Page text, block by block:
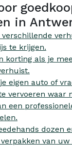
in
verschillende
te krijgen.
korting als je
eigen auto of
vervoeren waar
een
dozen
van